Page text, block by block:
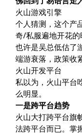
火山游戏引擎
个人猜测，这个产
奇/私服遍地开花的
也许是吴总低估了
端游衰落，政策收
火山开发平台
私以为，火山平台
么明显。
一是跨平台趋势
火山大打跨平台旗
法跨平台而已。掌